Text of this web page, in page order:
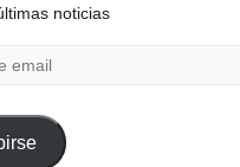
noticias